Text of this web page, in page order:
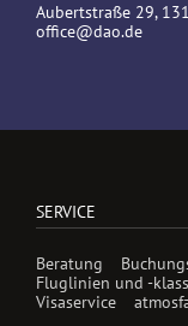
Aubertstraße 29,
office@dao.de
SERVICE
Beratung
Fluglinien und -
Visaservice